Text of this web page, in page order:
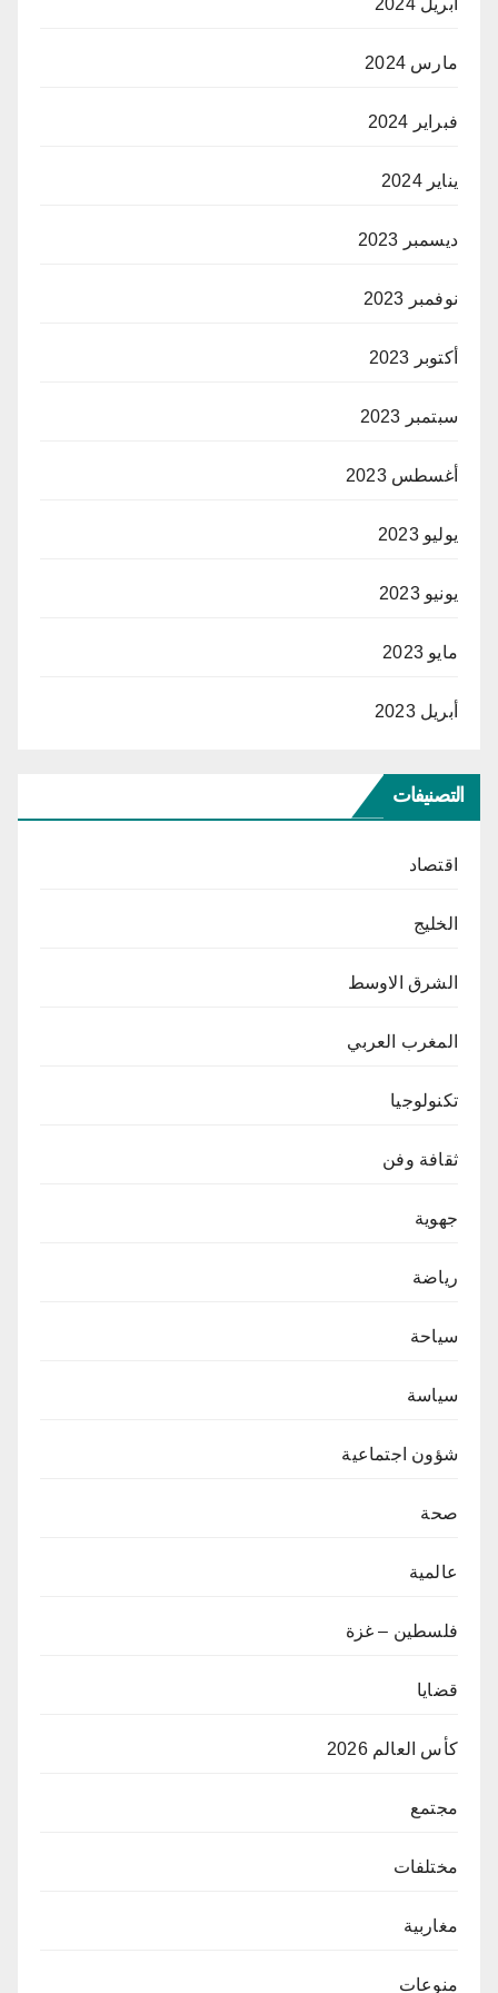
مارس 2024
فبراير 2024
يناير 2024
ديسمبر 2023
نوفمبر 2023
أكتوبر 2023
سبتمبر 2023
أغسطس 2023
يوليو 2023
يونيو 2023
مايو 2023
أبريل 2023
التصنيفات
اقتصاد
الخليج
الشرق الاوسط
المغرب العربي
تكنولوجيا
ثقافة وفن
جهوية
رياضة
سياحة
سياسة
شؤون اجتماعية
صحة
عالمية
فلسطين – غزة
قضايا
كأس العالم 2026
مجتمع
مختلفات
مغاربية
منوعات